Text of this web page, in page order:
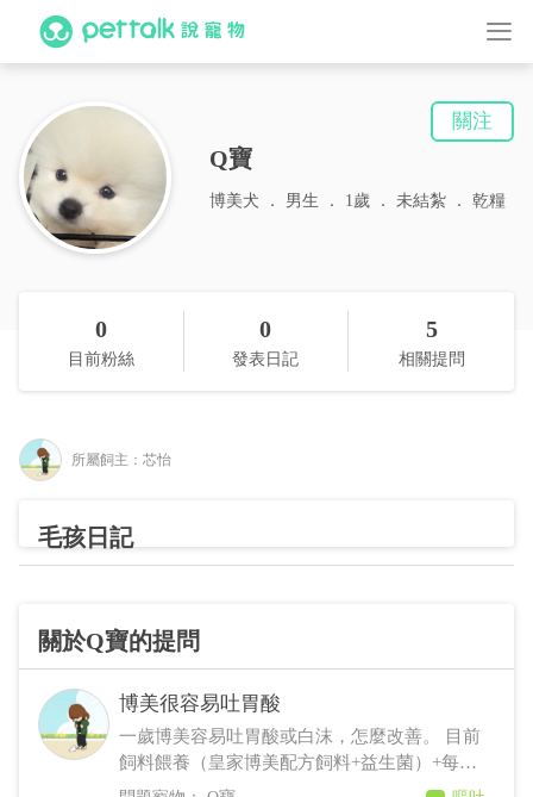
Q寶
關注
博美犬 男生 1歲 未結紮 乾糧
0
目前粉絲
0
發表日記
5
相關提問
所屬飼主：芯怡
毛孩日記
關於Q寶的提問
博美很容易吐胃酸
一歲博美容易吐胃酸或白沫，怎麼改善。 目前
飼料餵養（皇家博美配方飼料+益生菌）+每日
一顆魚油 吃飯時間早上9:30，晚上9:30 大概一